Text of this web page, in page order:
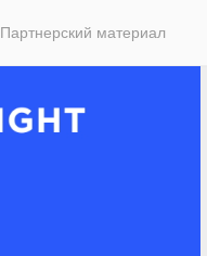
Партнерский материал